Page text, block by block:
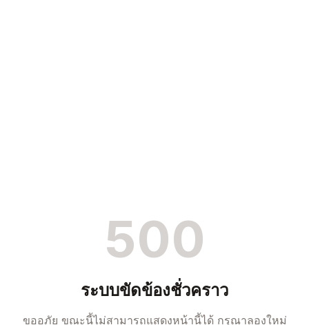
500
ระบบขัดข้องชั่วคราว
ขออภัย ขณะนี้ไม่สามารถแสดงหน้านี้ได้ กรุณาลองใหม่